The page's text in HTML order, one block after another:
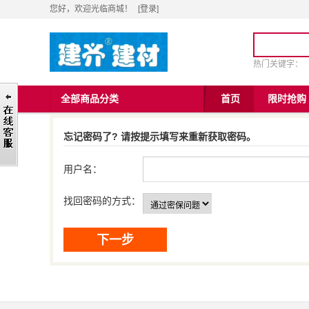
您好，欢迎光临商城！ [登录]
热门关键字：
全部商品分类 首页 限时抢购
忘记密码了? 请按提示填写来重新获取密码。
用户名：
找回密码的方式：